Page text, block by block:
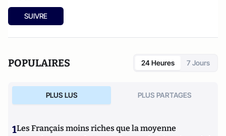
SUIVRE
POPULAIRES 24 Heures 7 Jours
PLUS LUS PLUS PARTAGES
1Les Français moins riches que la moyenne